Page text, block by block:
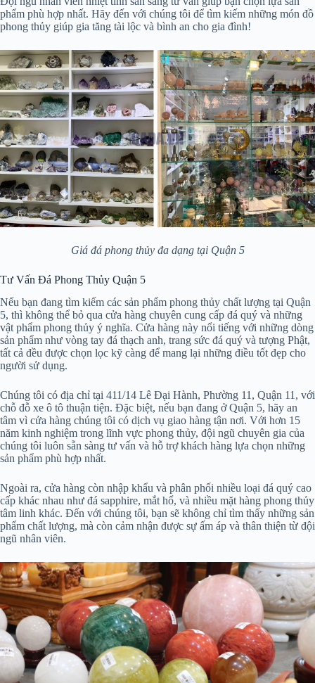
phẩm phù hợp nhất. Hãy đến với chúng tôi để tìm kiếm những món đồ
phong thủy giúp gia tăng tài lộc và bình an cho gia đình!
Giá đá phong thủy đa dạng tại Quận 5
Tư Vấn Đá Phong Thủy Quận 5
Nếu bạn đang tìm kiếm các sản phẩm phong thủy chất lượng tại Quận
5, thì không thể bỏ qua cửa hàng chuyên cung cấp đá quý và những
vật phẩm phong thủy ý nghĩa. Cửa hàng này nổi tiếng với những dòng
sản phẩm như vòng tay đá thạch anh, trang sức đá quý và tượng Phật,
tất cả đều được chọn lọc kỹ càng để mang lại những điều tốt đẹp cho
người sử dụng.
Chúng tôi có địa chỉ tại 411/14 Lê Đại Hành, Phường 11, Quận 11, với
chỗ đỗ xe ô tô thuận tiện. Đặc biệt, nếu bạn đang ở Quận 5, hãy an
tâm vì cửa hàng chúng tôi có dịch vụ giao hàng tận nơi. Với hơn 15
năm kinh nghiệm trong lĩnh vực phong thủy, đội ngũ chuyên gia của
chúng tôi luôn sẵn sàng tư vấn và hỗ trợ khách hàng lựa chọn những
sản phẩm phù hợp nhất.
Ngoài ra, cửa hàng còn nhập khẩu và phân phối nhiều loại đá quý cao
cấp khác nhau như đá sapphire, mắt hổ, và nhiều mặt hàng phong thủy
tâm linh khác. Đến với chúng tôi, bạn sẽ không chỉ tìm thấy những sản
phẩm chất lượng, mà còn cảm nhận được sự ấm áp và thân thiện từ đội
ngũ nhân viên.